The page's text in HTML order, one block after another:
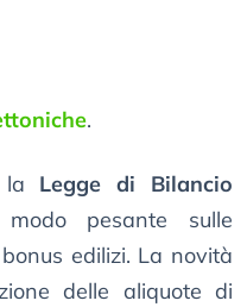
.
la Legge di Bilancio
pesante sulle
edilizi. La novità
delle aliquote di